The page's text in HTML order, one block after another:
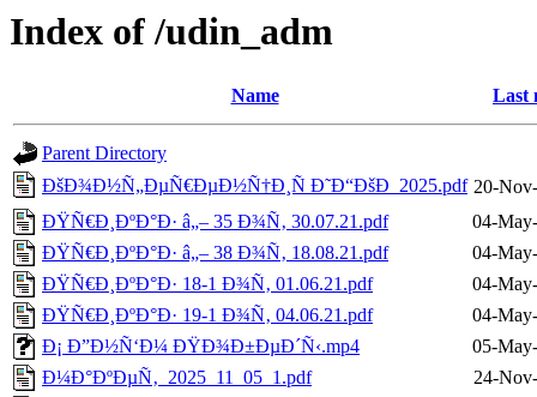
Index of /udin_adm
Name Last
Parent Directory
ÐšÐ¾Ð½Ñ„ÐµÑ€ÐµÐ½Ñ†Ð¸Ñ Ð˜Ð“ÐšÐ­_2025.pdf 20-
ÐŸÑ€Ð¸ÐºÐ°Ð· â„– 35 Ð¾Ñ‚ 30.07.21.pdf
04-
ÐŸÑ€Ð¸ÐºÐ°Ð· â„– 38 Ð¾Ñ‚ 18.08.21.pdf
04-
ÐŸÑ€Ð¸ÐºÐ°Ð· 18-1 Ð¾Ñ‚ 01.06.21.pdf
04-
ÐŸÑ€Ð¸ÐºÐ°Ð· 19-1 Ð¾Ñ‚ 04.06.21.pdf
04-
Ð¡ Ð”Ð½Ñ‘Ð¼ ÐŸÐ¾Ð±ÐµÐ´Ñ‹.mp4
05-
Ð¼Ð°ÐºÐµÑ‚_2025_11_05_1.pdf
24-